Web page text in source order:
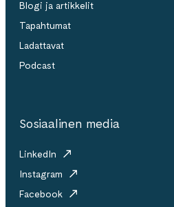
Blogi ja artikkelit
Tapahtumat
Ladattavat
Podcast
Sosiaalinen media
LinkedIn
Instagram
Facebook